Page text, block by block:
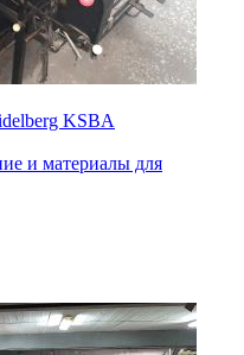
KSBA
и материалы для